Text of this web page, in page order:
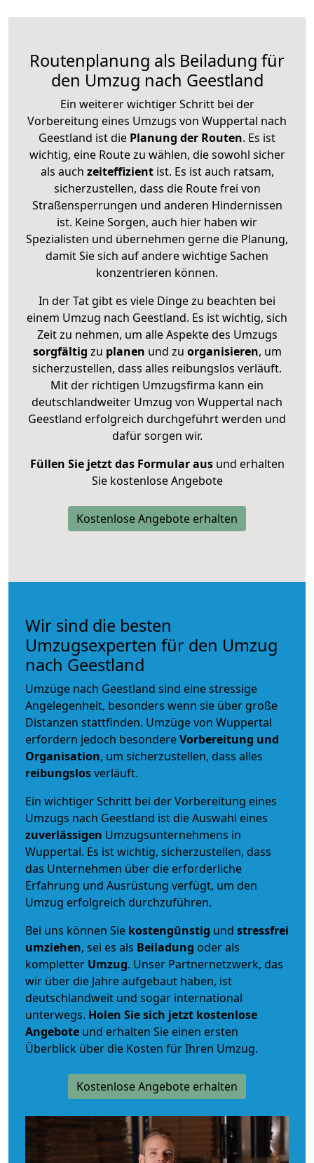
Routenplanung als Beiladung für
den Umzug nach Geestland
Ein weiterer wichtiger Schritt bei der
Vorbereitung eines Umzugs von Wuppertal nach
Geestland ist die Planung der Routen. Es ist
wichtig, eine Route zu wählen, die sowohl sicher
als auch zeiteffizientist. Es ist auch ratsam,
sicherzustellen, dass die Route frei von
Straßensperrungen und anderen Hindernissen
ist. Keine Sorgen, auch hier haben wir
Spezialisten und übernehmen gerne die Planung,
damit Sie sich auf andere wichtige Sachen
konzentrieren können.
In der Tat gibt es viele Dinge zu beachten bei
einem Umzug nach Geestland. Es ist wichtig, sich
Zeit zu nehmen, um alle Aspekte des Umzugs
sorgfältig zu planen und zu organisieren, um
sicherzustellen, dass alles reibungslos verläuft.
Mit der richtigen Umzugsfirma kann ein
deutschlandweiter Umzug von Wuppertal nach
Geestland erfolgreich durchgeführt werden und
dafür sorgen wir.
Füllen Sie jetzt das Formular ausund erhalten
Sie kostenlose Angebote
Kostenlose Angebote erhalten
Wir sind die besten
Umzugsexperten für den Umzug
nach Geestland
Umzüge nach Geestland sind eine stressige
Angelegenheit, besonders wenn sie über große
Distanzen stattfinden. Umzüge von Wuppertal
erfordern jedoch besondereVorbereitung und
Organisation, um sicherzustellen, dass alles
reibungslosverläuft.
Ein wichtiger Schritt bei der Vorbereitung eines
Umzugs nach Geestland ist die Auswahl eines
zuverlässigen Umzugsunternehmens in
Wuppertal. Es ist wichtig, sicherzustellen, dass
das Unternehmen über die erforderliche
Erfahrung und Ausrüstung verfügt, um den
Umzug erfolgreich durchzuführen.
Bei uns können Sie kostengünstig und stressfrei
umziehen, sei es als Beiladung oder als
kompletter Umzug. Unser Partnernetzwerk, das
wir über die Jahre aufgebaut haben, ist
deutschlandweit und sogar international
unterwegs. Holen Sie sich jetzt kostenlose
Angebote und erhalten Sie einen ersten
Überblick über die Kosten für Ihren Umzug.
Kostenlose Angebote erhalten